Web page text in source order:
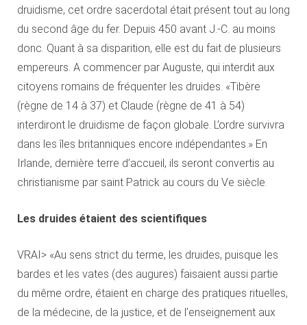
druidisme, cet ordre sacerdotal était présent tout au long
du second âge du fer. Depuis 450 avant J.-C. au moins
donc. Quant à sa disparition, elle est du fait de plusieurs
empereurs. A commencer par Auguste, qui interdit aux
citoyens romains de fréquenter les druides. «Tibère
(règne de 14 à 37) et Claude (règne de 41 à 54)
interdiront le druidisme de façon globale. L’ordre survivra
dans les îles britanniques encore indépendantes.» En
Irlande, dernière terre d’accueil, ils seront convertis au
christianisme par saint Patrick au cours du Ve siècle.
Les druides étaient des scientifiques
VRAI> «Au sens strict du terme, les druides, puisque les
bardes et les vates (des augures) faisaient aussi partie
du même ordre, étaient en charge des pratiques rituelles,
de la médecine, de la justice, et de l’enseignement aux